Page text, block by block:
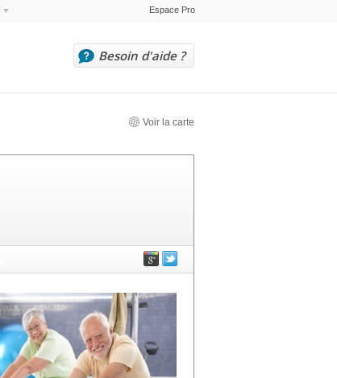
Espace Pro
Besoin d'aide ?
Voir la carte